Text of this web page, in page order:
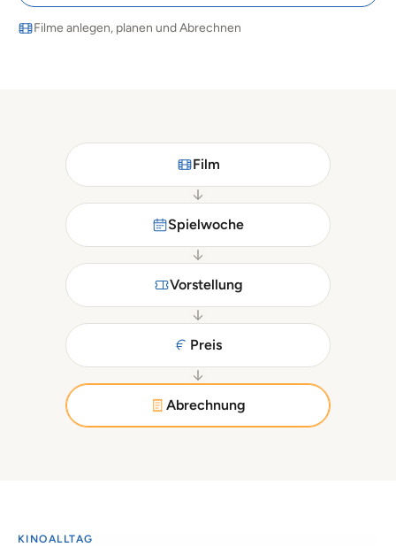
Filme anlegen, planen und Abrechnen
Film
Spielwoche
Vorstellung
Preis
Abrechnung
KINOALLTAG